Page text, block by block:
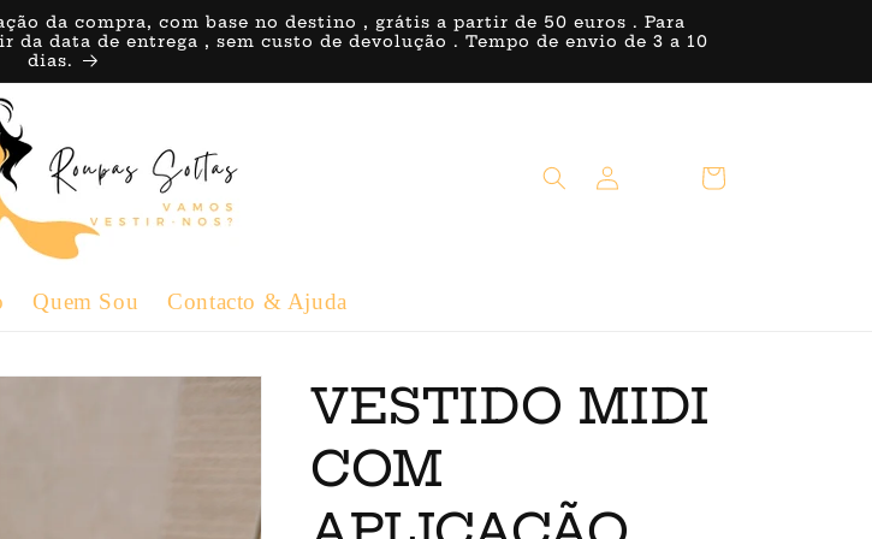
da compra, com base no destino , grátis a partir de 50 euros . Para
data de entrega , sem custo de devolução . Tempo de envio de 3 a 10
dias.
Quem Sou Contacto & Ajuda
sessão
Carrinho
VESTIDO MIDI
COM